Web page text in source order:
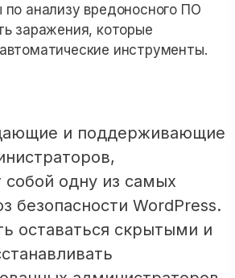
по анализу вредоносного ПО
заражения, которые
инструменты.
и поддерживающие
собой одну из самых
безопасности WordPress.
оставаться скрытыми и